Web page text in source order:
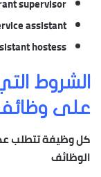
supervisor
assistant
hostess
الشروط
على
كل وظيفة تتطلب
الوظائف